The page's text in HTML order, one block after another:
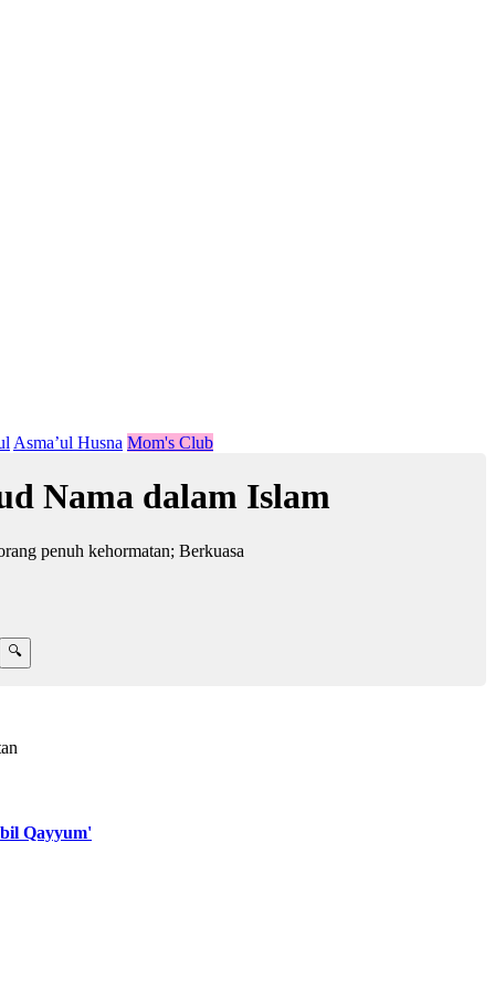
Asma’ul Husna Mom's Club
Nama dalam Islam
penuh kehormatan; Berkuasa
Qayyum'